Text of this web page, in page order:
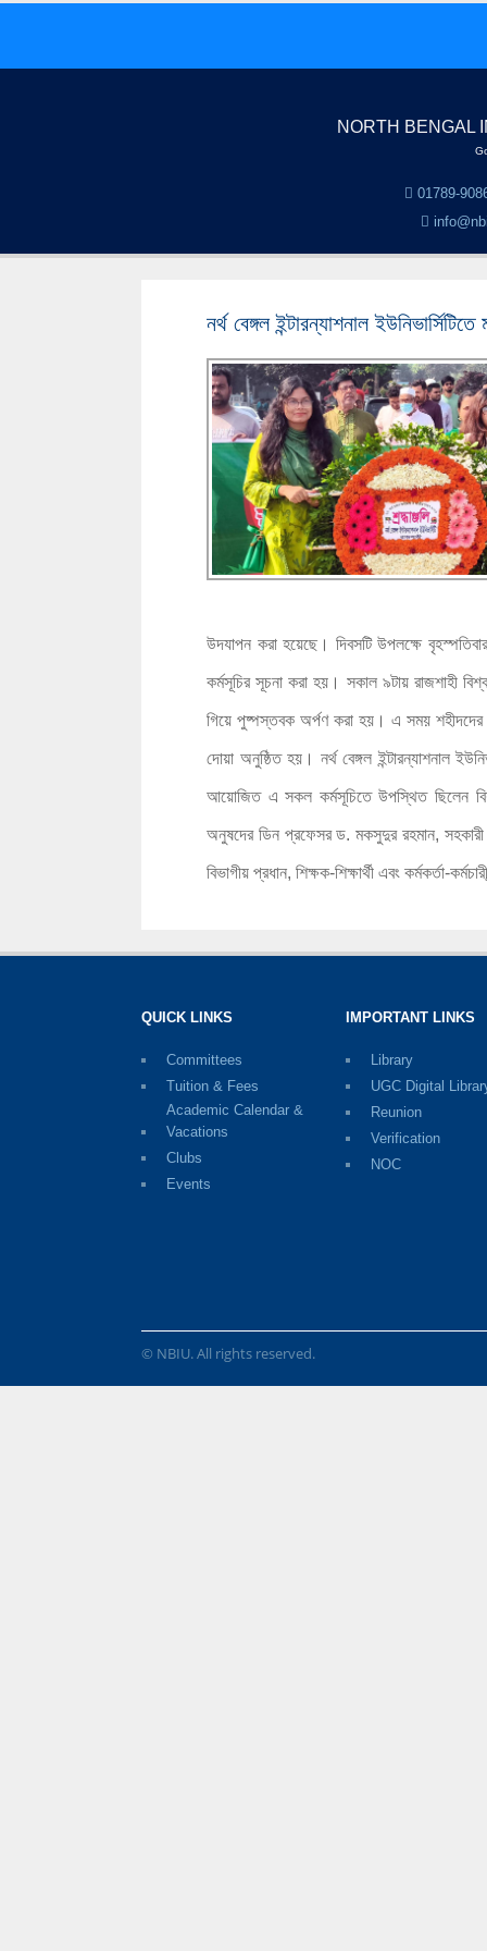
NORTH BENGAL
01789-
নর্থ বেঙ্গল ইন্টারন্যাশনাল
উদযাপন করা হয়েছে। দিবসটি উপলক্ষে
কর্মসূচির সূচনা করা হয়। সকাল ৯টায় রাজশাহী
গিয়ে পুষ্পস্তবক অর্পণ করা হয়। এ সময় শহীদদের
দোয়া অনুষ্ঠিত হয়। নর্থ বেঙ্গল ইন্টারন্যাশনাল
আয়োজিত এ সকল কর্মসূচিতে উপস্থিত ছিলেন
অনুষদের ডিন প্রফেসর ড. মকসুদুর রহমান, সহকারী
বিভাগীয় প্রধান, শিক্ষক-শিক্ষার্থী এবং কর্মকর্তা-
QUICK LINKS
Committees
Tuition & Fees
Academic Calendar &
Vacations
Clubs
Events
IMPORTANT LINKS
Library
UGC Digital
Reunion
Verification
NOC
© NBIU. All rights reserved.